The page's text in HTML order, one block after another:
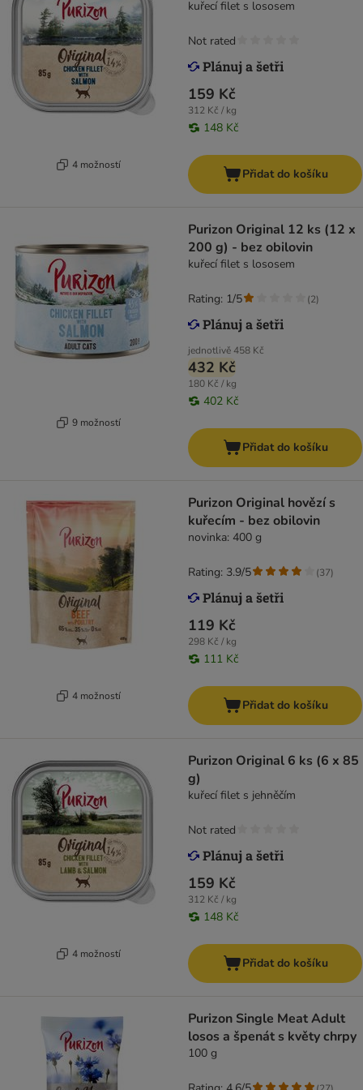
4 možností
kuřecí filet s lososem
159 Kč
312 Kč / kg
148 Kč
Not rated
Přidat do košíku
9 možností
Purizon Original 12 ks (12 x
200 g) - bez obilovin
kuřecí filet s lososem
jednotlivě458 Kč
432 Kč
180 Kč / kg
402 Kč
Rating: 1/5 (2)
Přidat do košíku
4 možností
Purizon Original hovězí s
kuřecím - bez obilovin
novinka: 400 g
119 Kč
298 Kč / kg
111 Kč
Rating: 3.9/5 (37)
Přidat do košíku
4 možností
Purizon Original 6 ks (6 x 85
g)
kuřecí filet s jehněčím
159 Kč
312 Kč / kg
148 Kč
Not rated
Přidat do košíku
Purizon Single Meat Adult
losos a špenát s květy chrpy
100 g